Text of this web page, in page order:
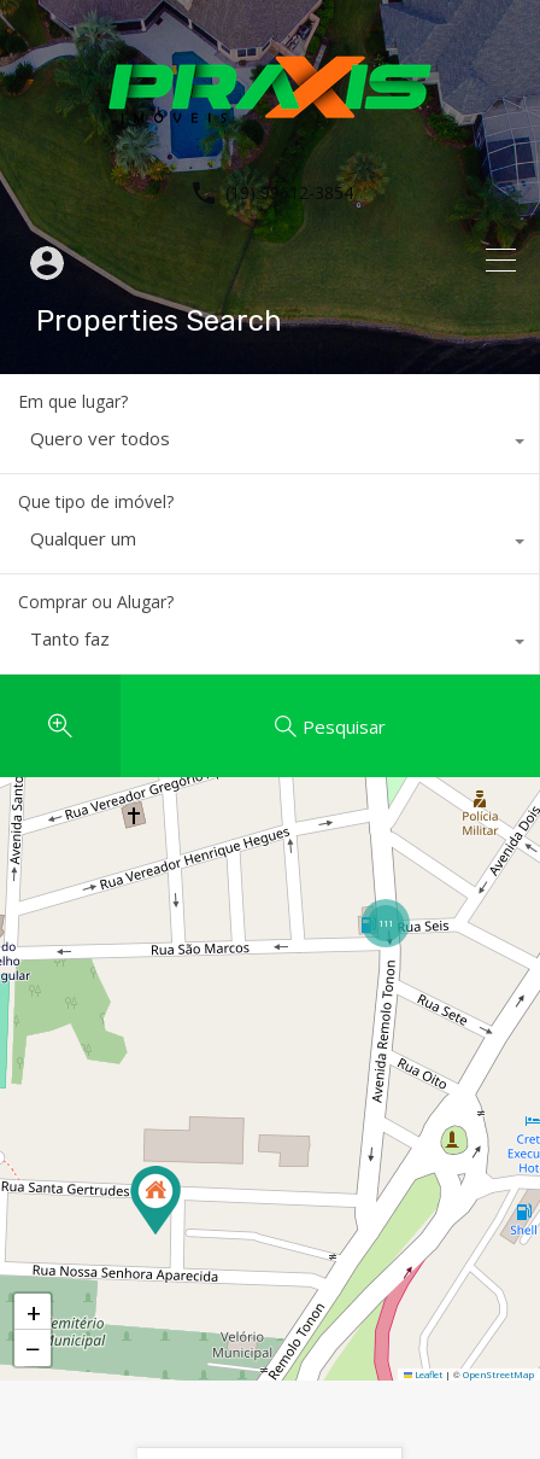
(19) 99612-3854
Properties Search
Em que lugar?
Quero ver todos
Que tipo de imóvel?
Qualquer um
Comprar ou Alugar?
Tanto faz
Pesquisar
111
+
−
Leaflet | © OpenStreetMap